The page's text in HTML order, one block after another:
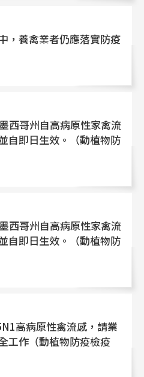
，養禽業者仍應落實防疫
西哥州自高病原性家禽流
自即日生效。（動植物防
西哥州自高病原性家禽流
自即日生效。（動植物防
高病原性禽流感，請業
工作（動植物防疫檢疫